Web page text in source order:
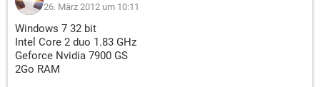
26. März 2012 um 10:11
Windows 7 32 bit
Intel Core 2 duo 1.83 GHz
Geforce Nvidia 7900 GS
2Go RAM